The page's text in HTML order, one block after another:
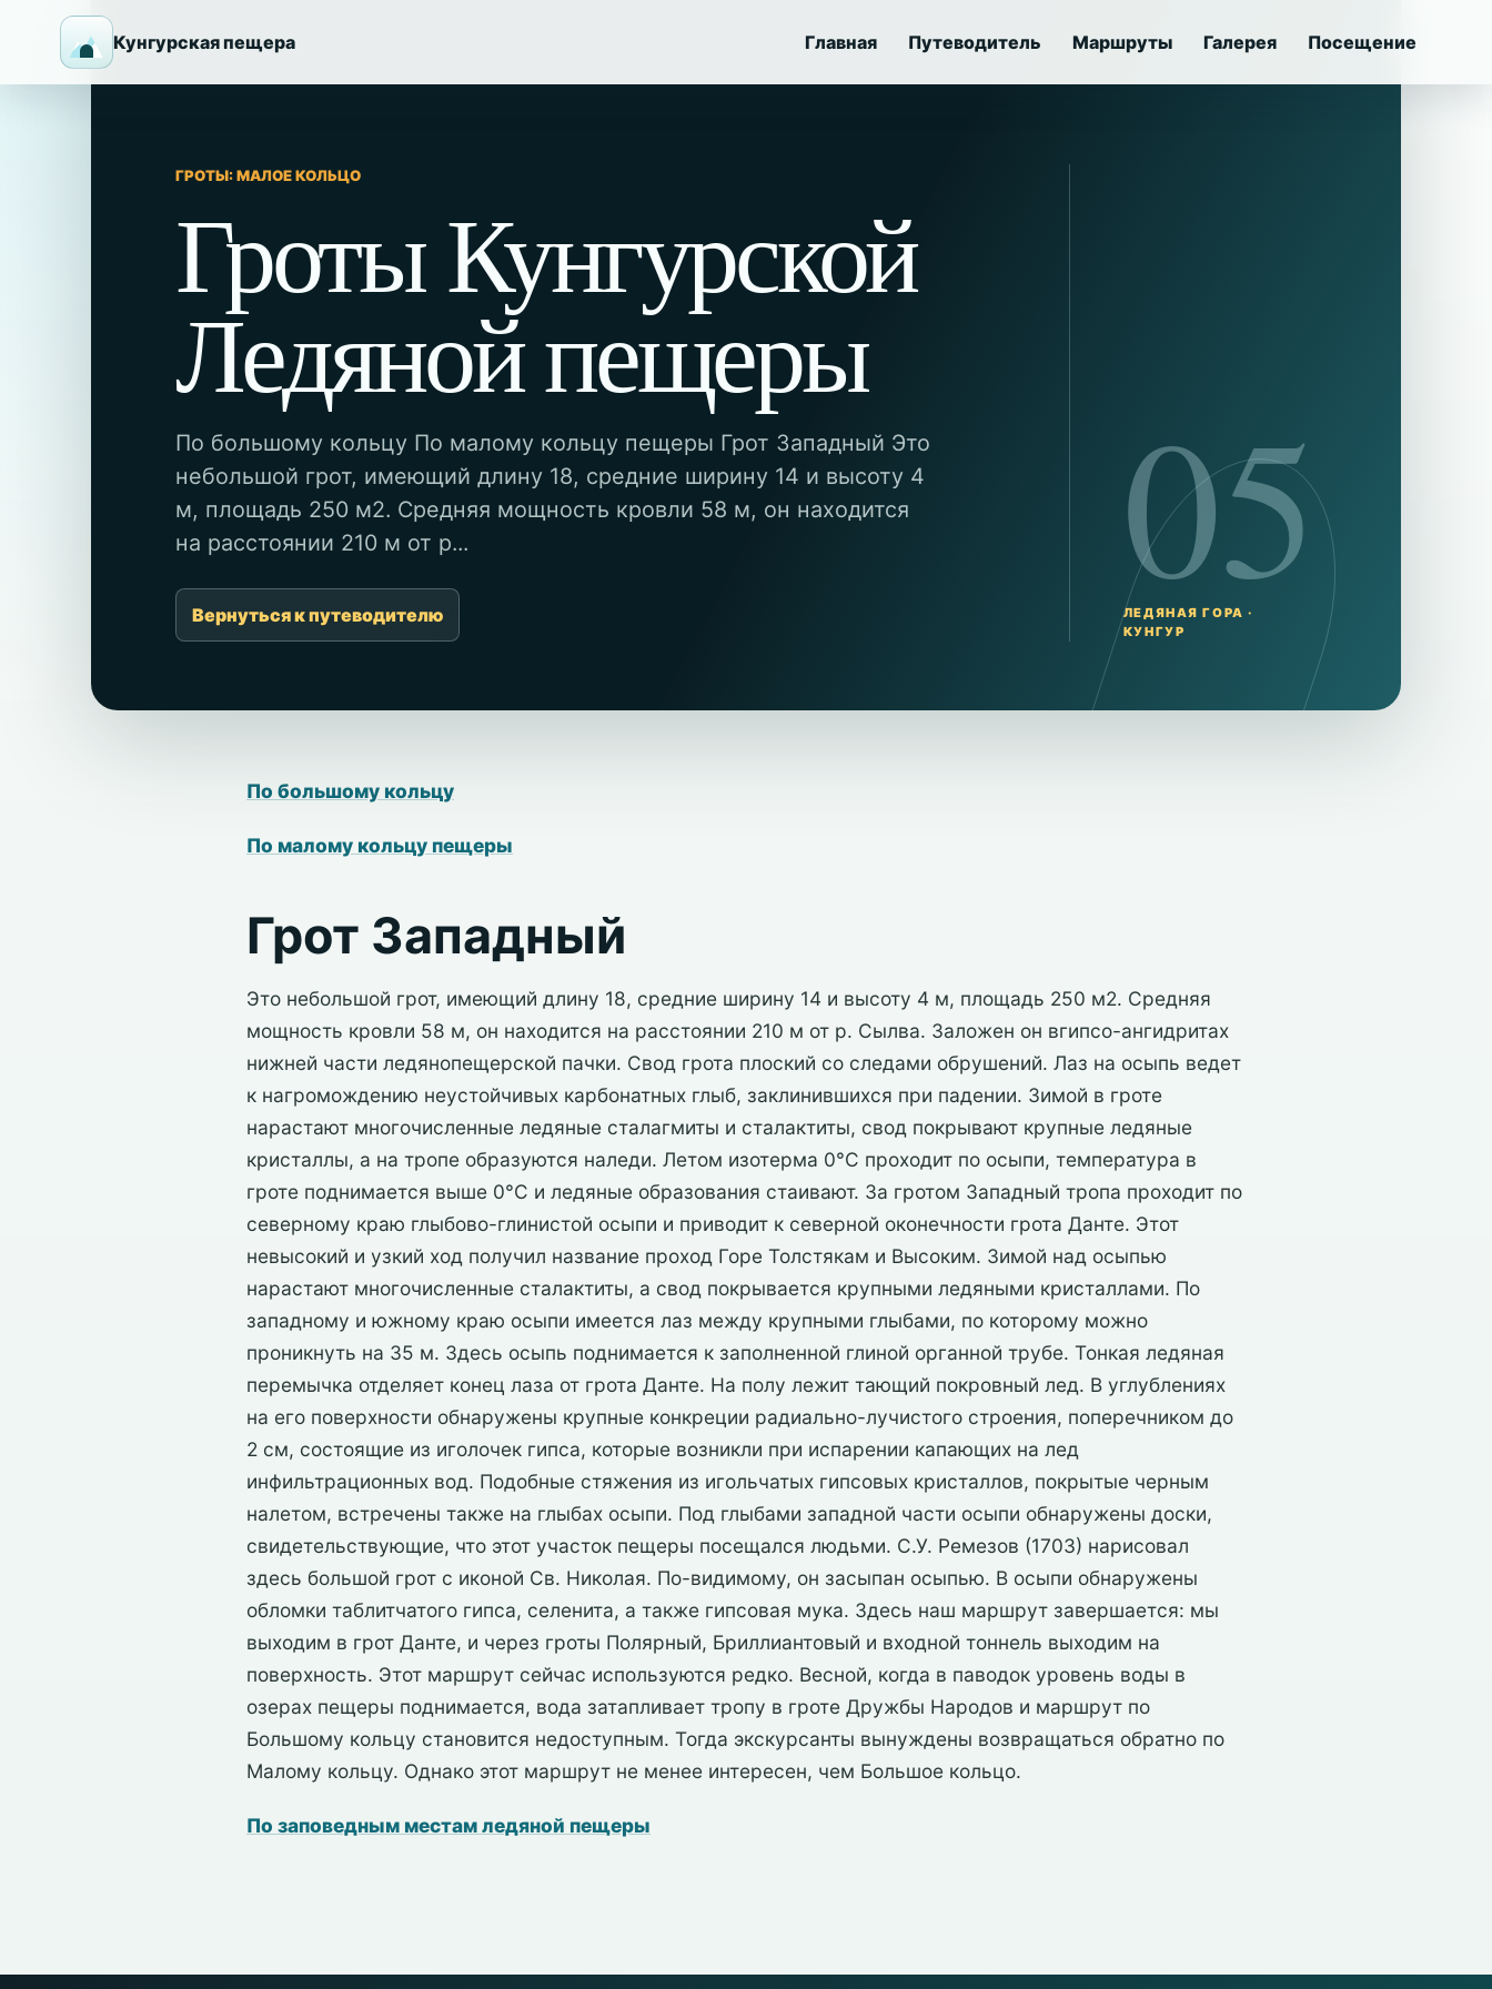
Кунгурская пещера Главная Путеводитель Маршруты Галерея Посещение
ГРОТЫ: МАЛОЕ КОЛЬЦО
Гроты Кунгурской
Ледяной пещеры
По большому кольцу По малому кольцу пещеры Грот Западный Это
небольшой грот, имеющий длину 18, средние ширину 14 и высоту 4
м, площадь 250 м2. Средняя мощность кровли 58 м, он находится
на расстоянии 210 м от р...
Вернуться к путеводителю 05
ЛЕДЯНАЯ ГОРА ·
КУНГУР
По большому кольцу
По малому кольцу пещеры
Грот Западный
Это небольшой грот, имеющий длину 18, средние ширину 14 и высоту 4 м, площадь 250 м2. Средняя
мощность кровли 58 м, он находится на расстоянии 210 м от р. Сылва. Заложен он вгипсо-ангидритах
нижней части ледянопещерской пачки. Свод грота плоский со следами обрушений. Лаз на осыпь ведет
к нагромождению неустойчивых карбонатных глыб, заклинившихся при падении. Зимой в гроте
нарастают многочисленные ледяные сталагмиты и сталактиты, свод покрывают крупные ледяные
кристаллы, а на тропе образуются наледи. Летом изотерма 0°С проходит по осыпи, температура в
гроте поднимается выше 0°С и ледяные образования стаивают. За гротом Западный тропа проходит по
северному краю глыбово-глинистой осыпи и приводит к северной оконечности грота Данте. Этот
невысокий и узкий ход получил название проход Горе Толстякам и Высоким. Зимой над осыпью
нарастают многочисленные сталактиты, а свод покрывается крупными ледяными кристаллами. По
западному и южному краю осыпи имеется лаз между крупными глыбами, по которому можно
проникнуть на 35 м. Здесь осыпь поднимается к заполненной глиной органной трубе. Тонкая ледяная
перемычка отделяет конец лаза от грота Данте. На полу лежит тающий покровный лед. В углублениях
на его поверхности обнаружены крупные конкреции радиально-лучистого строения, поперечником до
2 см, состоящие из иголочек гипса, которые возникли при испарении капающих на лед
инфильтрационных вод. Подобные стяжения из игольчатых гипсовых кристаллов, покрытые черным
налетом, встречены также на глыбах осыпи. Под глыбами западной части осыпи обнаружены доски,
свидетельствующие, что этот участок пещеры посещался людьми. С.У. Ремезов (1703) нарисовал
здесь большой грот с иконой Св. Николая. По-видимому, он засыпан осыпью. В осыпи обнаружены
обломки таблитчатого гипса, селенита, а также гипсовая мука. Здесь наш маршрут завершается: мы
выходим в грот Данте, и через гроты Полярный, Бриллиантовый и входной тоннель выходим на
поверхность. Этот маршрут сейчас используются редко. Весной, когда в паводок уровень воды в
озерах пещеры поднимается, вода затапливает тропу в гроте Дружбы Народов и маршрут по
Большому кольцу становится недоступным. Тогда экскурсанты вынуждены возвращаться обратно по
Малому кольцу. Однако этот маршрут не менее интересен, чем Большое кольцо.
По заповедным местам ледяной пещеры